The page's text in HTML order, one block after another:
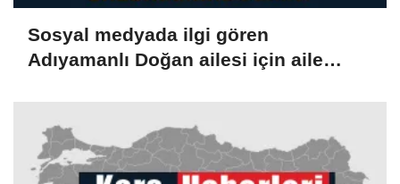
Sosyal medyada ilgi gören
Adıyamanlı Doğan ailesi için aile